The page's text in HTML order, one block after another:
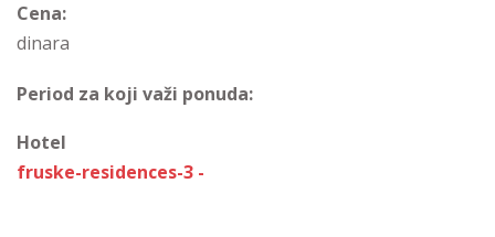
Cena:
dinara
Period za koji važi ponuda:
Hotel
fruske-residences-3 -